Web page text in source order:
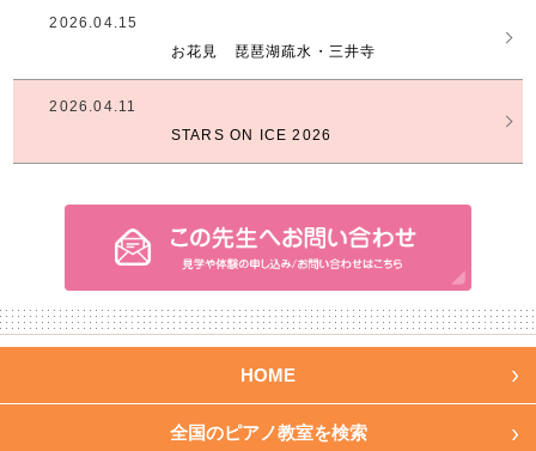
2026.04.15
お花見 琵琶湖疏水・三井寺
2026.04.11
STARS ON ICE 2026
HOME
全国のピアノ教室を検索